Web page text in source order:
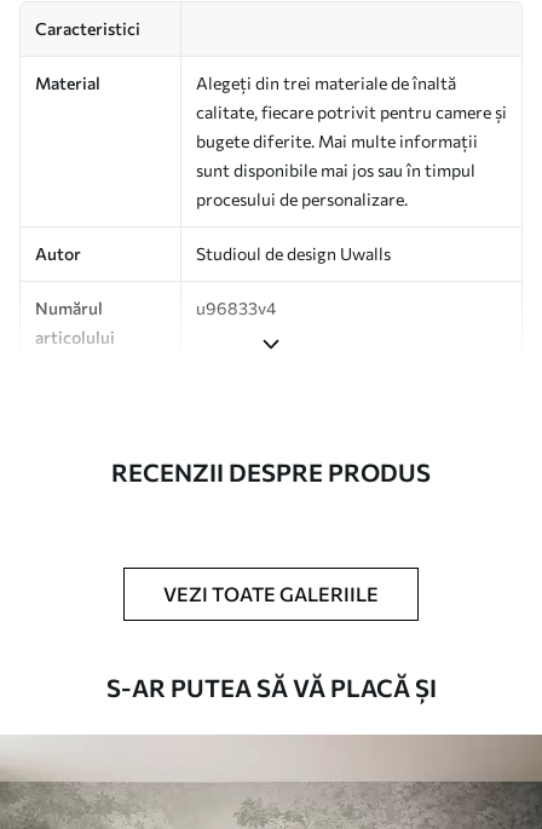
Caracteristici
Material
Alegeți din trei materiale de înaltă
calitate, fiecare potrivit pentru camere și
bugete diferite. Mai multe informații
sunt disponibile mai jos sau în timpul
procesului de personalizare.
Autor Studioul de design Uwalls
Numărul
articolului
u96833v4
Suplimentar
Disponibil cu strat de lac și/sau adeziv
Fototapetul cu strat de lac poate fi
curățat cu apă.
Aplicare fără cusături
Materiale disponibile
RECENZII DESPRE PRODUS
VEZI TOATE GALERIILE
S-AR PUTEA SĂ VĂ PLACĂ ȘI